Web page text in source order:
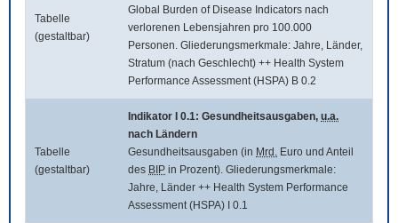
Tabelle
(gestaltbar)
Global Burden of Disease Indicators nach
verlorenen Lebensjahren pro 100.000
Personen. Gliederungsmerkmale: Jahre, Länder,
Stratum (nach Geschlecht) ++ Health System
Performance Assessment (HSPA) B 0.2
Tabelle
(gestaltbar)
Indikator I 0.1: Gesundheitsausgaben, u.a.
nach Ländern
Gesundheitsausgaben (in Mrd. Euro und Anteil
des BIP in Prozent). Gliederungsmerkmale:
Jahre, Länder ++ Health System Performance
Assessment (HSPA) I 0.1